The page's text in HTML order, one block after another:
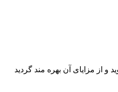
از مزایای آن بهره مند گردید